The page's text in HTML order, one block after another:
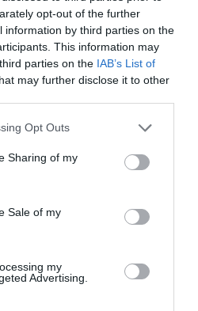
opt-out of the further
information by third parties on the
This information may
parties on the IAB’s List of
may further disclose it to other
Opt Outs
Sharing of my
Sale of my
my
Advertising.
COMMENTAIRE
UN DON
lecteurs !
!
SOUTENIR